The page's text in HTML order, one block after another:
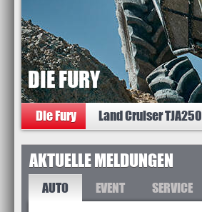
DIE FURY
Die Fury Land Cruiser TJA250
AKTUELLE MELDUNGEN
AUTO EVENT SERVICE